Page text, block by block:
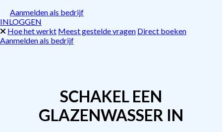
Aanmelden als bedrijf
INLOGGEN
Hoe het werkt Meest gestelde vragen Direct boeken
Aanmelden als bedrijf
SCHAKEL EEN
GLAZENWASSER IN